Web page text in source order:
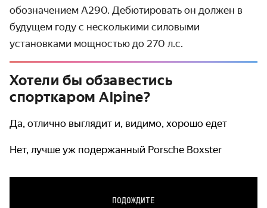
обозначением A290. Дебютировать он должен в
будущем году с несколькими силовыми
установками мощностью до 270 л.с.
Хотели бы обзавестись
спорткаром Alpine?
Да, отлично выглядит и, видимо, хорошо едет
Нет, лучше уж подержанный Porsche Boxster
ПОДОЖДИТЕ